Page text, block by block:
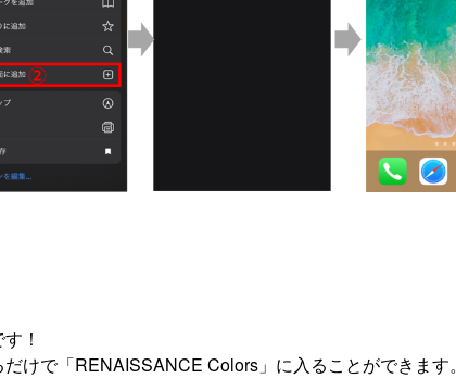
！
けで「RENAISSANCE Colors」に入ることができます。